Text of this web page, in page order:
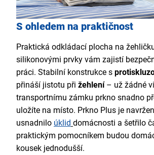
S ohledem na praktičnost
Praktická odkládací plocha na
silikonovými prvky vám zajistí
práci. Stabilní konstrukce s
přináší jistotu při žehlení– už žádné
transportnímu zámku prkno snadno
uložíte na místo. Prkno Plus je
usnadnilo úklid domácnosti a šetřilo
praktickým pomocníkem budou
kousek jednodušší.